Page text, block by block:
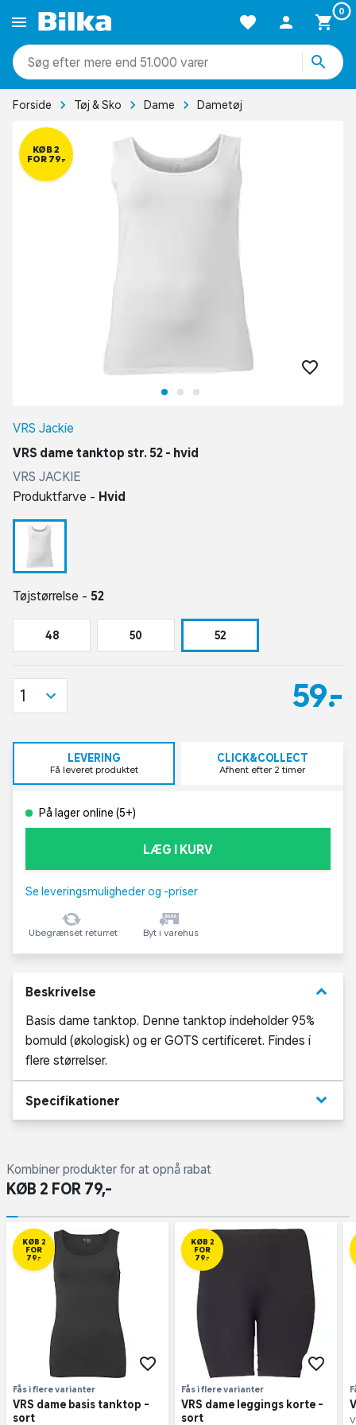
0
mere end 51.000 varer
Forside Tøj & Sko Dame Dametøj
KØB 2
FOR 79,-
VRS Jackie
VRS dame tanktop str. 52 - hvid
VRS JACKIE
Produktfarve - Hvid
Tøjstørrelse - 52
48 50 52
59,-
1
LEVERING
Få leveret produktet
CLICK&COLLECT
Afhent efter 2 timer
På lager online (5+)
LÆG I KURV
Se leveringsmuligheder og -priser
Ubegrænset returret Byt i varehus
Beskrivelse keyboard_arrow_down
Basis dame tanktop. Denne tanktop indeholder 95%
bomuld (økologisk) og er GOTS certificeret. Findes i
flere størrelser.
Specifikationer keyboard_arrow_down
Kombiner produkter for at opnå rabat
KØB 2 FOR 79,-
KØB 2
FOR
79,-
Fås i flere varianter
VRS dame basis tanktop -
sort
KØB 2
FOR
79,-
Fås i flere varianter
VRS dame leggings korte -
sort